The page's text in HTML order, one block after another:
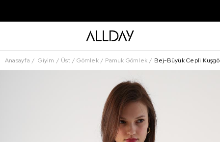
Anasayfa Giyim Üst Gömlek Pamuk Gömlek Bej-Büyük Cepli